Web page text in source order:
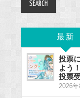
最新
投票
よう
投票
2026